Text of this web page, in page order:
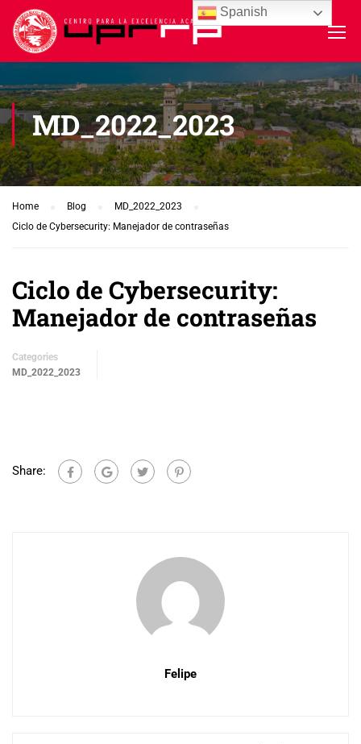
MD_2022_2023
Home Blog
MD_2022_2023
Ciclo de Cybersecurity: Manejador de contraseñas
Ciclo de Cybersecurity:
Manejador de contraseñas
Categories
MD_2022_2023
Share:
Felipe
Spanish